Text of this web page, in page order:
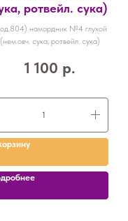
ротвейл. сука)
намордник №4 глухой
(нем.овч. сука, ротвейл. сука)
1 100 р.